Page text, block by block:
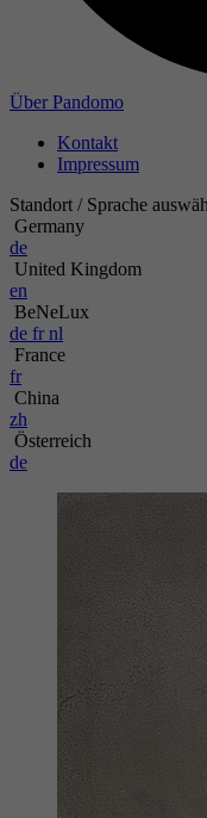
Über Pandomo
Kontakt
Impressum
Standort / Sprache
Germany
de
United Kingdom
en
BeNeLux
de fr nl
France
fr
China
zh
Österreich
de